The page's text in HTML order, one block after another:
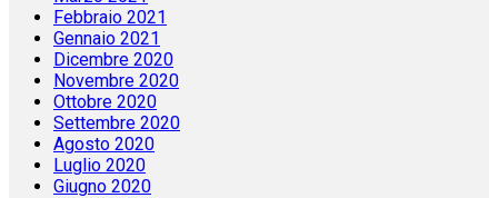
Febbraio 2021
Gennaio 2021
Dicembre 2020
Novembre 2020
Ottobre 2020
Settembre 2020
Agosto 2020
Luglio 2020
Giugno 2020